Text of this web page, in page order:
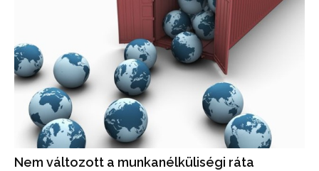
Nem változott a munkanélküliségi ráta